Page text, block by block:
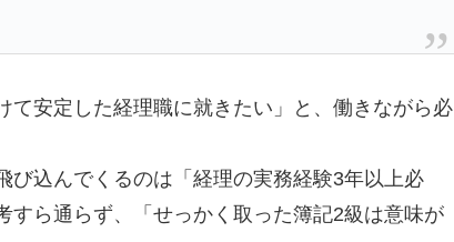
安定した経理職に就きたい」と、働きながら必
び込んでくるのは「経理の実務経験3年以上必
ら通らず、「せっかく取った簿記2級は意味が